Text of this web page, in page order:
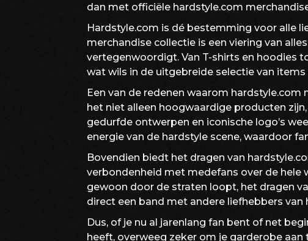
dan met officiële hardstyle.com
Hardstyle.com is dé bestemming voor alle
merchandise collectie is een viering van
vertegenwoordigt. Van T-shirts en hoodies
wat wils in de uitgebreide selectie van items
Een van de redenen waarom
het niet alleen hoogwaardige producten
gedurfde ontwerpen en iconische logo’s
energie van de hardstyle scene, waardoor
Bovendien biedt het dragen van
verbondenheid met medefans over de hele
gewoon door de straten loopt, het dragen
direct een band met andere liefhebbers van
Dus, of je nu al jarenlang fan bent of net
heeft, overweeg zeker om je garderobe